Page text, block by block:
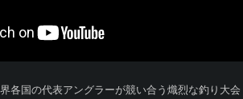
各国の代表アングラーが競い合う熾烈な釣り大会